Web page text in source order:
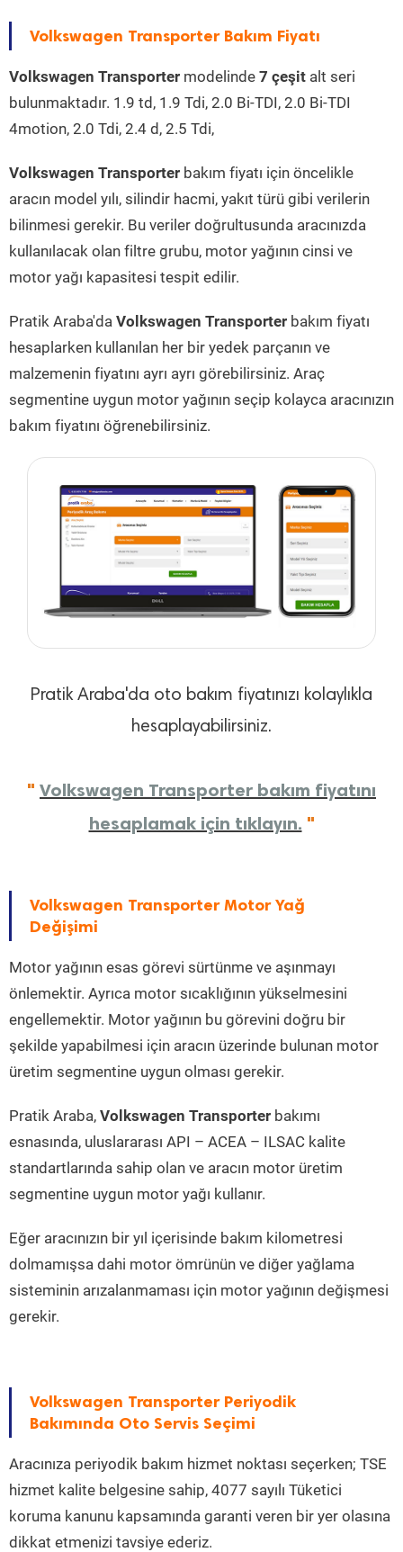
Volkswagen Transporter Bakım Fiyatı
Volkswagen Transporter modelinde 7 çeşit alt seri
bulunmaktadır. 1.9 td, 1.9 Tdi, 2.0 Bi-TDI, 2.0 Bi-TDI
4motion, 2.0 Tdi, 2.4 d, 2.5 Tdi,
Volkswagen Transporter bakım fiyatı için öncelikle
aracın model yılı, silindir hacmi, yakıt türü gibi verilerin
bilinmesi gerekir. Bu veriler doğrultusunda aracınızda
kullanılacak olan filtre grubu, motor yağının cinsi ve
motor yağı kapasitesi tespit edilir.
Pratik Araba'da Volkswagen Transporter bakım fiyatı
hesaplarken kullanılan her bir yedek parçanın ve
malzemenin fiyatını ayrı ayrı görebilirsiniz. Araç
segmentine uygun motor yağının seçip kolayca aracınızın
bakım fiyatını öğrenebilirsiniz.
Pratik Araba'da oto bakım fiyatınızı kolaylıkla
hesaplayabilirsiniz.
" Volkswagen Transporter bakım fiyatını
hesaplamak için tıklayın. "
Volkswagen Transporter Motor Yağ
Değişimi
Motor yağının esas görevi sürtünme ve aşınmayı
önlemektir. Ayrıca motor sıcaklığının yükselmesini
engellemektir. Motor yağının bu görevini doğru bir
şekilde yapabilmesi için aracın üzerinde bulunan motor
üretim segmentine uygun olması gerekir.
Pratik Araba, Volkswagen Transporter bakımı
esnasında, uluslararası API – ACEA – ILSAC kalite
standartlarında sahip olan ve aracın motor üretim
segmentine uygun motor yağı kullanır.
Eğer aracınızın bir yıl içerisinde bakım kilometresi
dolmamışsa dahi motor ömrünün ve diğer yağlama
sisteminin arızalanmaması için motor yağının değişmesi
gerekir.
Volkswagen Transporter Periyodik
Bakımında Oto Servis Seçimi
Aracınıza periyodik bakım hizmet noktası seçerken; TSE
hizmet kalite belgesine sahip, 4077 sayılı Tüketici
koruma kanunu kapsamında garanti veren bir yer olasına
dikkat etmenizi tavsiye ederiz.